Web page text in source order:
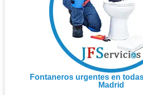
Fontaneros urgentes en
Madrid